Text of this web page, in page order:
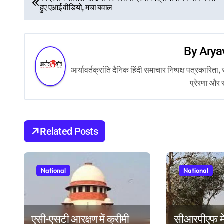
o
s
a
v
i
g
t
हुए एआई वीडियो, मचा बवाल
By
आर्यावर्तक्रांति दैनिक हिंदी समाचार निष्पक्ष
प्रेरणा और
Related Posts
National
एसी-एसटी आरक्षण में क्रीमी
National
सीआरपीएफ